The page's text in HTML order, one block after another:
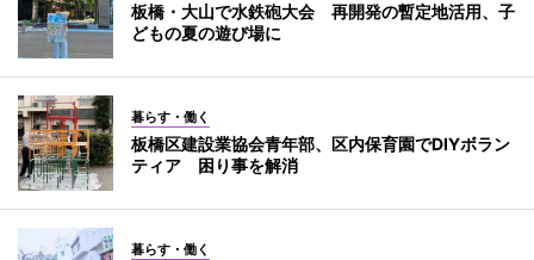
板橋・大山で水鉄砲大会 再開発の暫定地活用、子
どもの夏の遊び場に
暮らす・働く
板橋区建設業協会青年部、区内保育園でDIYボラン
ティア 困り事を解消
暮らす・働く